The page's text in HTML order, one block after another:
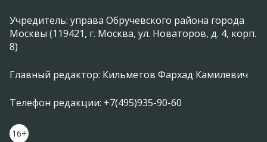
Учредитель: управа Обручевского района города
Москвы (119421, г. Москва, ул. Новаторов, д. 4, корп.
8)
Главный редактор: Кильметов Фархад Камилевич
Телефон редакции: +7(495)935-90-60
16+